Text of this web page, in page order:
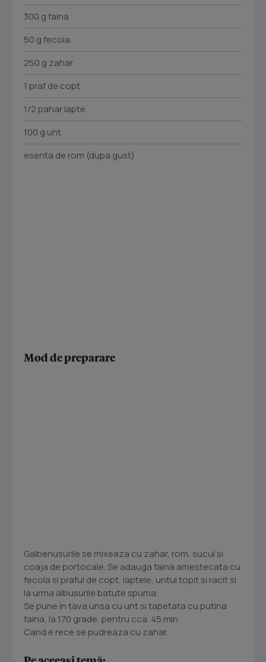
300 g faina
50 g fecola
250 g zahar
1 praf de copt
1/2 pahar lapte
100 g unt
esenta de rom (dupa gust)
Mod de preparare
Galbenusurile se mixeaza cu zahar, rom, sucul si
coaja de portocale. Se adauga faina amestecata cu
fecola si praful de copt, laptele, untul topit si racit si
la urma albusurile batute spuma.
Se pune in tava unsa cu unt si tapetata cu putina
faina, la 170 grade, pentru cca. 45 min.
Cand e rece se pudreaza cu zahar.